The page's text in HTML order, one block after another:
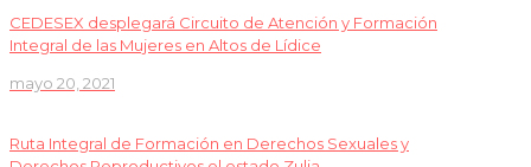
CEDESEX desplegará Circuito de Atención y Formación
Integral de las Mujeres en Altos de Lí­dice
mayo 20, 2021
Ruta Integral de Formación en Derechos Sexuales y